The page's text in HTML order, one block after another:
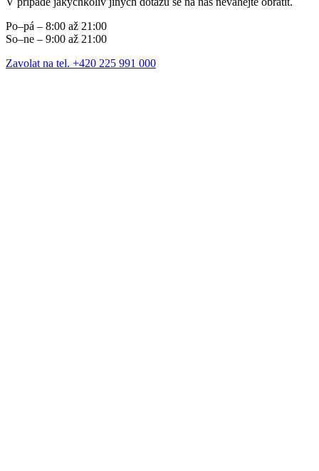
Po–pá – 8:00 až 21:00
So–ne – 9:00 až 21:00
Zavolat na tel. +420 225 991 000